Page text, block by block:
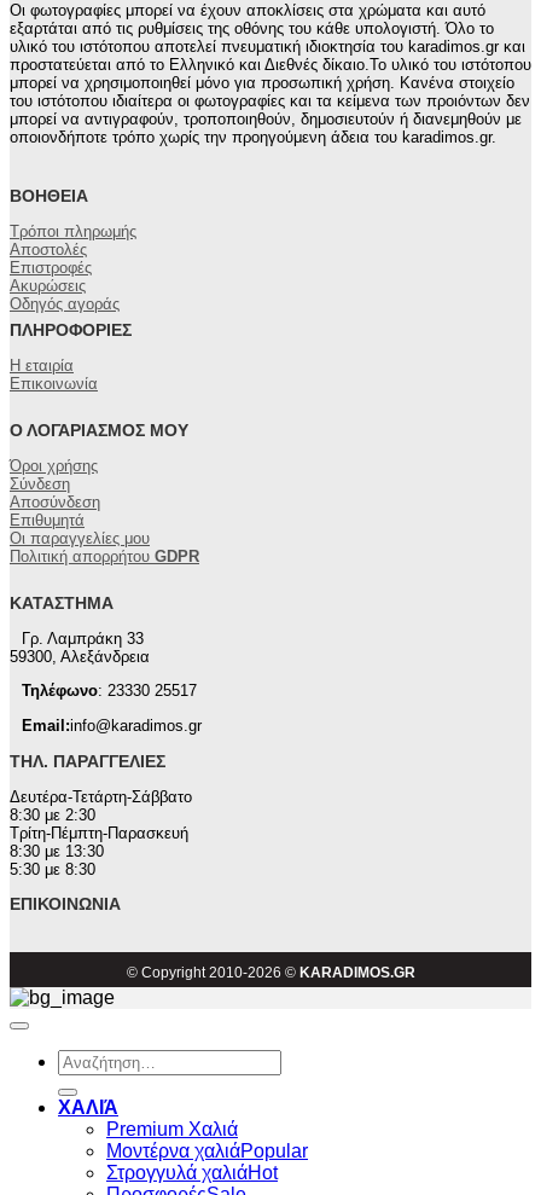
Οι φωτογραφίες μπορεί να έχουν αποκλίσεις στα χρώματα και αυτό
εξαρτάται από τις ρυθμίσεις της οθόνης του κάθε υπολογιστή. Όλο το
υλικό του ιστότοπου αποτελεί πνευματική ιδιοκτησία του karadimos.gr και
προστατεύεται από το Ελληνικό και Διεθνές δίκαιο.Το υλικό του ιστότοπου
μπορεί να χρησιμοποιηθεί μόνο για προσωπική χρήση. Κανένα στοιχείο
του ιστότοπου ιδιαίτερα οι φωτογραφίες και τα κείμενα των προιόντων δεν
μπορεί να αντιγραφούν, τροποποιηθούν, δημοσιευτούν ή διανεμηθούν με
οποιονδήποτε τρόπο χωρίς την προηγούμενη άδεια του karadimos.gr.
ΒΟΉΘΕΙΑ
Τρόποι πληρωμής
Αποστολές
Επιστροφές
Ακυρώσεις
Οδηγός αγοράς
ΠΛΗΡΟΦΟΡΊΕΣ
Η εταιρία
Επικοινωνία
Ο ΛΟΓΑΡΙΑΣΜΌΣ ΜΟΥ
Όροι χρήσης
Σύνδεση
Αποσύνδεση
Επιθυμητά
Οι παραγγελίες μου
Πολιτική απορρήτου GDPR
ΚΑΤΆΣΤΗΜΑ
Γρ. Λαμπράκη 33
59300, Αλεξάνδρεια
Τηλέφωνο: 23330 25517
Email:info@karadimos.gr
ΤΗΛ. ΠΑΡΑΓΓΕΛΊΕΣ
Δευτέρα-Τετάρτη-Σάββατο
8:30 με 2:30
Τρίτη-Πέμπτη-Παρασκευή
8:30 με 13:30
5:30 με 8:30
ΕΠΙΚΟΙΝΩΝΊΑ
© Copyright 2010-2026 © KARADIMOS.GR
Αναζήτηση
για:
ΧΑΛΙΆ
Premium Χαλιά
Μοντέρνα χαλιά
Στρογγυλά χαλιά